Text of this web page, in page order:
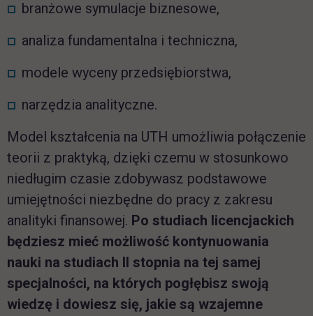
branżowe symulacje biznesowe,
analiza fundamentalna i techniczna,
modele wyceny przedsiębiorstwa,
narzędzia analityczne.
Model kształcenia na UTH umożliwia połączenie
teorii z praktyką, dzięki czemu w stosunkowo
niedługim czasie zdobywasz podstawowe
umiejętności niezbędne do pracy z zakresu
analityki finansowej. Po studiach licencjackich
będziesz mieć możliwość kontynuowania
nauki na studiach II stopnia na tej samej
specjalności, na których pogłębisz swoją
wiedzę i dowiesz się, jakie są wzajemne